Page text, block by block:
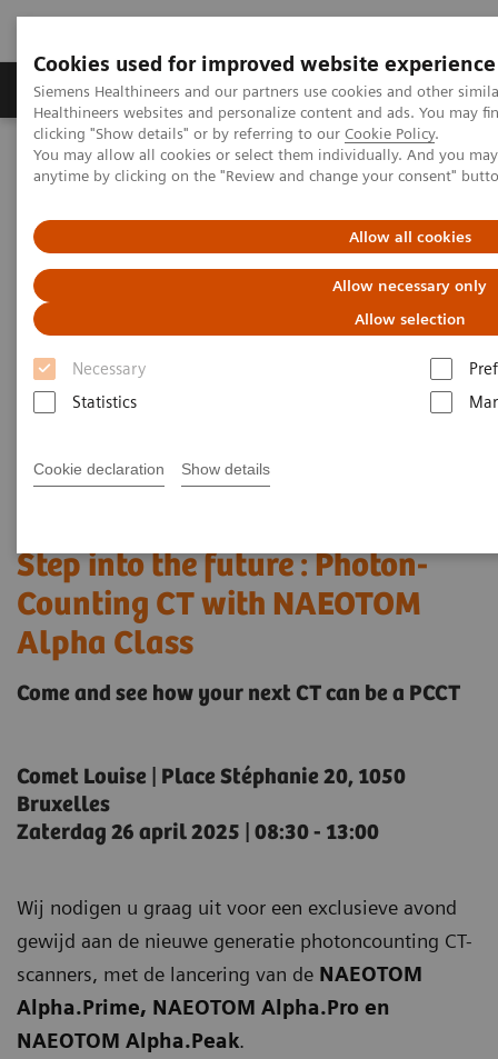
Cookies used for improved website experience
Siemens Healthineers and our partners use cookies and other
Healthineers websites and personalize content and ads. You may
clicking "Show details" or by referring to our Cookie Policy.
You may allow all cookies or select them individually. And you
anytime by clicking on the "Review and change your consent"
Allow all cookies
Allow necessary only
Allow selection
Necessary
Statistics
Cookie declaration Show details
Producten & Services Over ons
Home
Nieuws & Evenementen
Conferenties & Evenementen
Class
Step into the future : Photon-
Counting CT with NAEOTOM
Alpha Class
Come and see how your next CT can be a PCCT
Comet Louise ǀ Place Stéphanie 20, 1050
Bruxelles
Zaterdag 26 april 2025 ǀ 08:30 - 13:00
Wij nodigen u graag uit voor een exclusieve avond
gewijd aan de nieuwe generatie photoncounting CT-
scanners, met de lancering van de NAEOTOM
Alpha.Prime, NAEOTOM Alpha.Pro en
NAEOTOM Alpha.Peak.